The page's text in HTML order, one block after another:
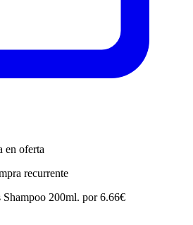
en oferta
recurrente
200ml. por 6.66€